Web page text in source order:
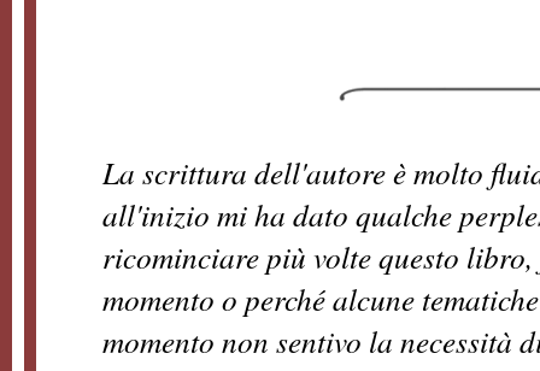
La scrittura dell'autore è molto
all'inizio mi ha dato qualche
ricominciare più volte questo
momento o perché alcune
momento non sentivo la necessità